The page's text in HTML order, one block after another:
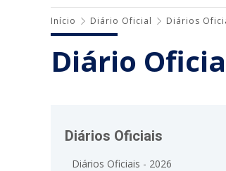
Início Diário Oficial Diários
Diário
Diários Oficiais
Diários Oficiais - 2026